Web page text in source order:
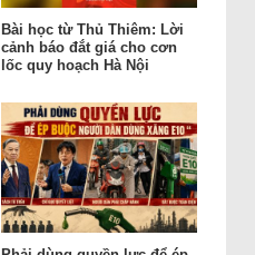
Bài học từ Thủ Thiêm: Lời
cảnh báo đắt giá cho cơn
lốc quy hoạch Hà Nội